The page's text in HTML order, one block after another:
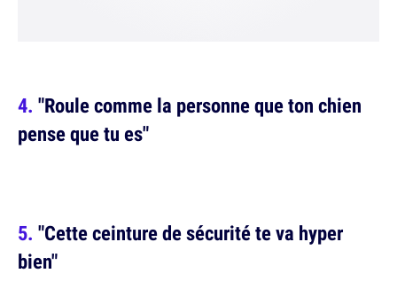
"Roule comme la personne que ton chien
pense que tu es"
"Cette ceinture de sécurité te va hyper
bien"